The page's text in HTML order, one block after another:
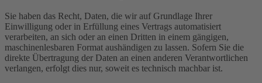
Sie haben das Recht, Daten, die wir auf Grundlage Ihrer
Einwilligung oder in Erfüllung eines Vertrags automatisiert
verarbeiten, an sich oder an einen Dritten in einem gängigen,
maschinenlesbaren Format aushändigen zu lassen. Sofern Sie die
direkte Übertragung der Daten an einen anderen Verantwortlichen
verlangen, erfolgt dies nur, soweit es technisch machbar ist.